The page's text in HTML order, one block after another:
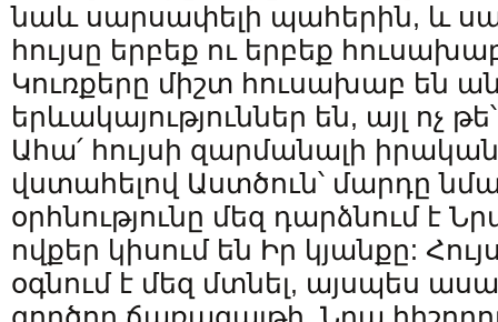
նաև սարսափելի պահերին, և սա
հույսը երբեք ու երբեք
Կուռքերը միշտ հուսախաբ են
երևակայություններ են, այլ ոչ
Ահա՛ հույսի զարմանալի
վստահելով Աստծուն՝ մարդը
օրհնությունը մեզ դարձնում է
ովքեր կիսում են Իր կյանքը:
օգնում է մեզ մտնել, այսպես